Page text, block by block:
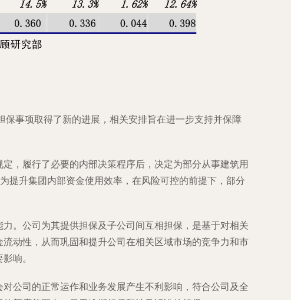
保事项取得了新的进展，相关安排旨在进一步支持并保障
，履行了必要的内部决策程序后，决定为部分从事建筑用
提升集团内部资金使用效率，在风险可控的前提下，部分
。公司为其提供担保及子公司间互相担保，是基于对相关
动性，从而巩固和提升公司在相关区域市场的竞争力和市
响。
公司的正常运作和业务发展产生不利影响，符合公司及全